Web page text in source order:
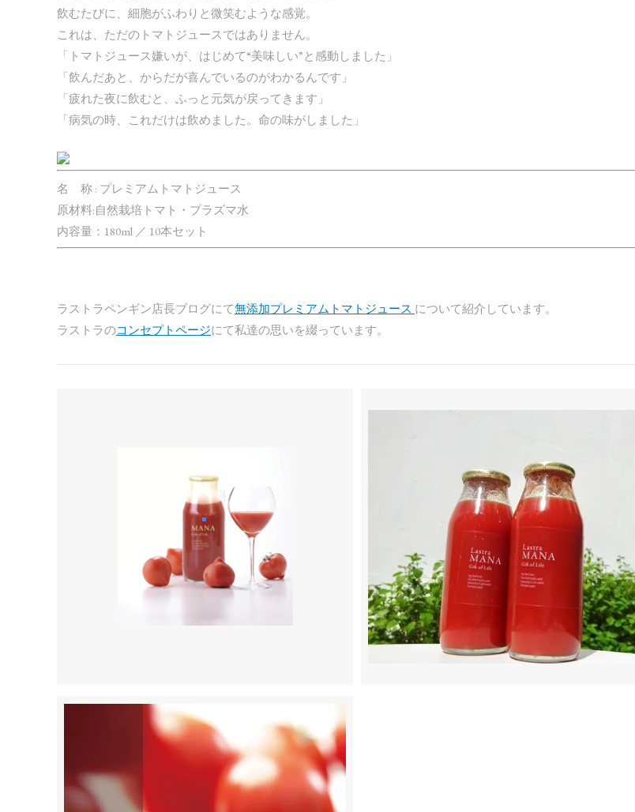
飲むたびに、細胞がふわりと微笑むような感覚。
これは、ただのトマトジュースではありません。
「トマトジュース嫌いが、はじめて“美味しい”と感動しました」
「飲んだあと、からだが喜んでいるのがわかるんです」
「疲れた夜に飲むと、ふっと元気が戻ってきます」
「病気の時、これだけは飲めました。命の味がしました」
名 称 : プレミアムトマトジュース
原材料:自然栽培トマト・プラズマ水
内容量：180ml ／ 10本セット
ラストラペンギン店長ブログにて無添加プレミアムトマトジュース について紹介しています。
ラストラのコンセプトページにて私達の思いを綴っています。